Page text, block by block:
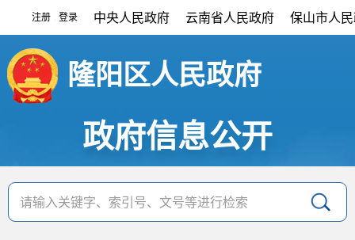
注册 登录 中央人民政府 云南省人民政府 保山市人
隆阳区人民政府
政府信息公开